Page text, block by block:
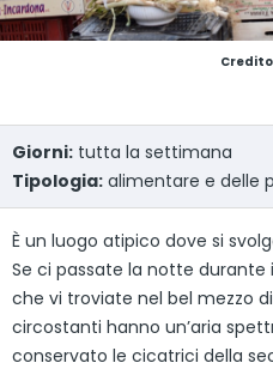
Giorni: tutta la settimana
Tipologia: alimentare e delle
È un luogo atipico dove si
Se ci passate la notte
che vi troviate nel bel mezzo di
circostanti hanno un’aria
conservato le cicatrici della